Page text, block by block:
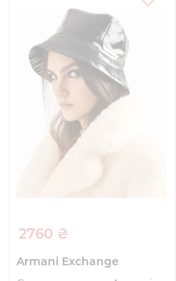
2760 ₴
Armani Exchange